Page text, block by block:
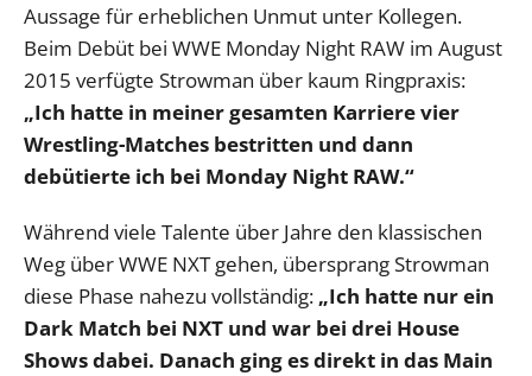
Aussage für erheblichen Unmut unter Kollegen.
Beim Debüt bei WWE Monday Night RAW im August
2015 verfügte Strowman über kaum Ringpraxis:
„Ich hatte in meiner gesamten Karriere vier
Wrestling-Matches bestritten und dann
debütierte ich bei Monday Night RAW.“
Während viele Talente über Jahre den klassischen
Weg über WWE NXT gehen, übersprang Strowman
diese Phase nahezu vollständig: „Ich hatte nur ein
Dark Match bei NXT und war bei drei House
Shows dabei. Danach ging es direkt in das Main